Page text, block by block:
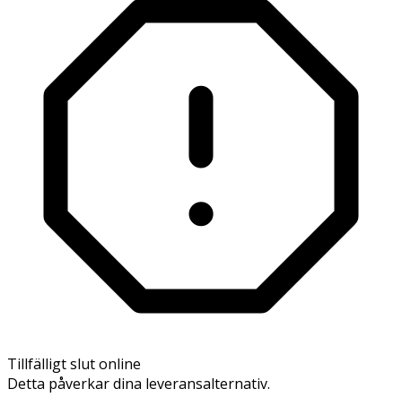
Tillfälligt slut online
Detta påverkar dina leveransalternativ.